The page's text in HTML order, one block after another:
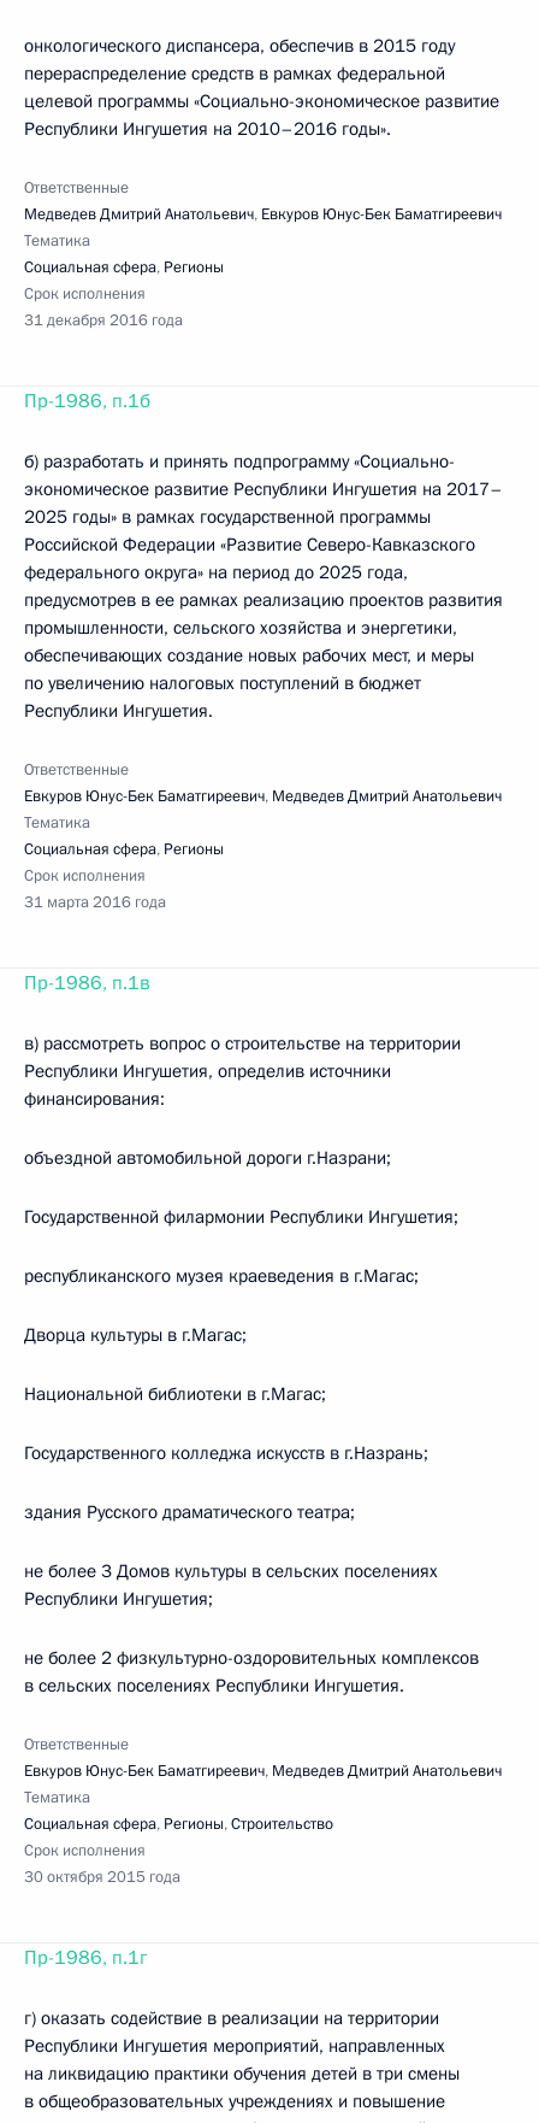
онкологического диспансера, обеспечив в 2015 году
перераспределение средств в рамках федеральной
целевой программы «Социально-экономическое развитие
Республики Ингушетия на 2010–2016 годы».
Ответственные
Медведев Дмитрий Анатольевич, Евкуров Юнус-Бек Баматгиреевич
Тематика
Социальная сфера, Регионы
Срок исполнения
31 декабря 2016 года
Пр-1986, п.1б
б) разработать и принять подпрограмму «Социально-
экономическое развитие Республики Ингушетия на 2017–
2025 годы» в рамках государственной программы
Российской Федерации «Развитие Северо-Кавказского
федерального округа» на период до 2025 года,
предусмотрев в ее рамках реализацию проектов развития
промышленности, сельского хозяйства и энергетики,
обеспечивающих создание новых рабочих мест, и меры
по увеличению налоговых поступлений в бюджет
Республики Ингушетия.
Ответственные
Евкуров Юнус-Бек Баматгиреевич, Медведев Дмитрий Анатольевич
Тематика
Социальная сфера, Регионы
Срок исполнения
31 марта 2016 года
Пр-1986, п.1в
в) рассмотреть вопрос о строительстве на территории
Республики Ингушетия, определив источники
финансирования:
объездной автомобильной дороги г.Назрани;
Государственной филармонии Республики Ингушетия;
республиканского музея краеведения в г.Магас;
Дворца культуры в г.Магас;
Национальной библиотеки в г.Магас;
Государственного колледжа искусств в г.Назрань;
здания Русского драматического театра;
не более 3 Домов культуры в сельских поселениях
Республики Ингушетия;
не более 2 физкультурно-оздоровительных комплексов
в сельских поселениях Республики Ингушетия.
Ответственные
Евкуров Юнус-Бек Баматгиреевич, Медведев Дмитрий Анатольевич
Тематика
Социальная сфера, Регионы,Строительство
Срок исполнения
30 октября 2015 года
Пр-1986, п.1г
г) оказать содействие в реализации на территории
Республики Ингушетия мероприятий, направленных
на ликвидацию практики обучения детей в три смены
в общеобразовательных учреждениях и повышение